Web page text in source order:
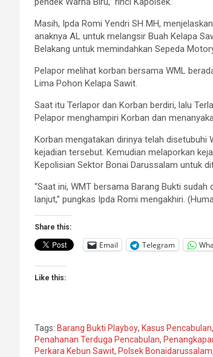
Masih, Ipda Romi Yendri SH MH,
anaknya AL untuk melangsir Buah Kelapa
Belakang untuk memindahkan Sepeda
Pelapor melihat korban bersama WML
Lima Pohon Kelapa Sawit.
Saat itu Terlapor dan Korban berdiri, lalu
Pelapor menghampiri Korban dan
Korban mengatakan dirinya telah
kejadian tersebut. Kemudian melaporkan
Kepolisian Sektor Bonai Darussalam untuk
“Saat ini, WMT bersama Barang Bukti
lanjut,” pungkas Ipda Romi mengakhiri.
Share this:
Email Telegram
Like this:
Tags: Barang Bukti Playboy, Kasus Pencabulan,
Penahanan Terduga Pencabulan,
Perkara Kebun Sawit, Polsek Bonaidarussalam,